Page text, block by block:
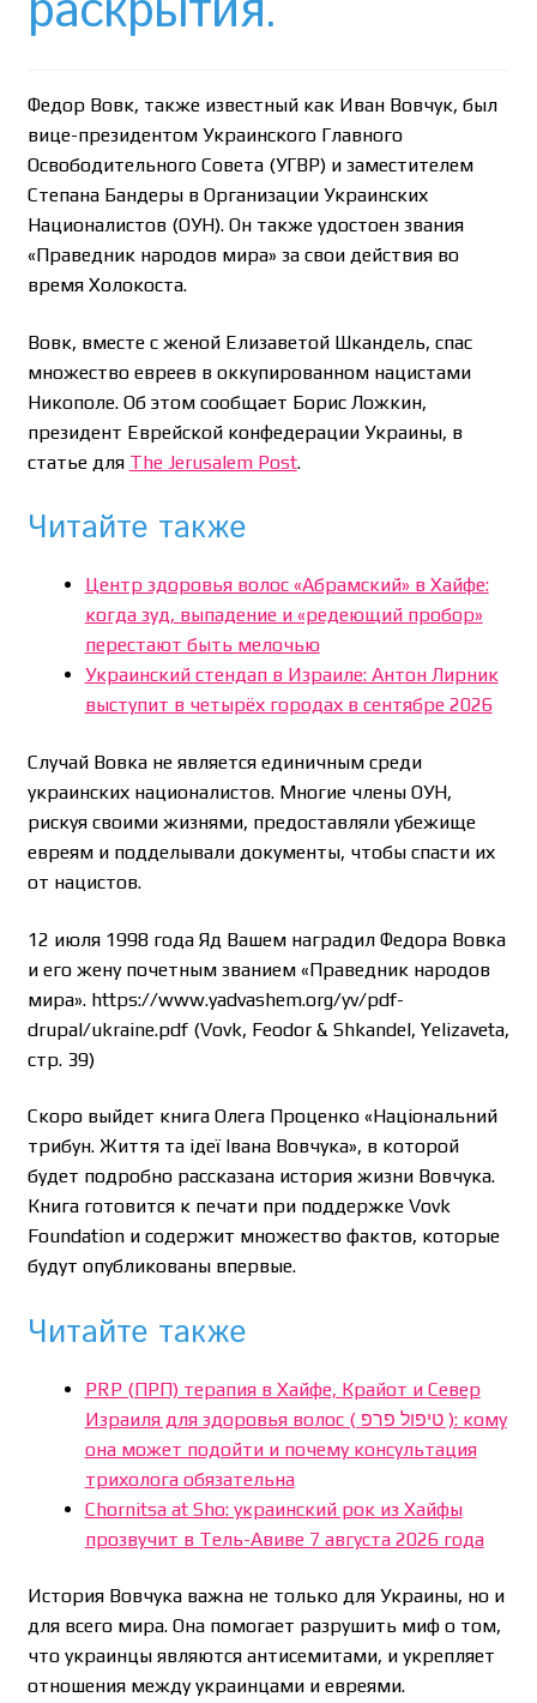
Статьи
Страница-меню-2
Федор Вовк, также известный как Иван Вовчук, был
вице-президентом Украинского Главного
Освободительного Совета (УГВР) и заместителем
Степана Бандеры в Организации Украинских
Националистов (ОУН). Он также удостоен звания
«Праведник народов мира» за свои действия во
время Холокоста.
Вовк, вместе с женой Елизаветой Шкандель, спас
множество евреев в оккупированном нацистами
Никополе. Об этом сообщает Борис Ложкин,
президент Еврейской конфедерации Украины, в
статье для The Jerusalem Post.
Читайте также
Центр здоровья волос «Абрaмский» в Хайфе:
когда зуд, выпадение и «редеющий пробор»
перестают быть мелочью
Украинский стендап в Израиле: Антон Лирник
выступит в четырёх городах в сентябре 2026
Случай Вовка не является единичным среди
украинских националистов. Многие члены ОУН,
рискуя своими жизнями, предоставляли убежище
евреям и подделывали документы, чтобы спасти их
от нацистов.
12 июля 1998 года Яд Вашем наградил Федора Вовка
и его жену почетным званием «Праведник народов
мира». https://www.yadvashem.org/yv/pdf-
drupal/ukraine.pdf (Vovk, Feodor & Shkandel, Yelizaveta,
стр. 39)
Скоро выйдет книга Олега Проценко «Національний
трибун. Життя та ідеї Івана Вовчука», в которой
будет подробно рассказана история жизни Вовчука.
Книга готовится к печати при поддержке Vovk
Foundation и содержит множество фактов, которые
будут опубликованы впервые.
Читайте также
PRP (ПРП) терапия в Хайфе, Крайот и Север
Израиля для здоровья волос ( טיפול פרפ ): кому
она может подойти и почему консультация
трихолога обязательна
Chornitsa at Sho: украинский рок из Хайфы
прозвучит в Тель-Авиве 7 августа 2026 года
История Вовчука важна не только для Украины, но и
для всего мира. Она помогает разрушить миф о том,
что украинцы являются антисемитами, и укрепляет
отношения между украинцами и евреями.